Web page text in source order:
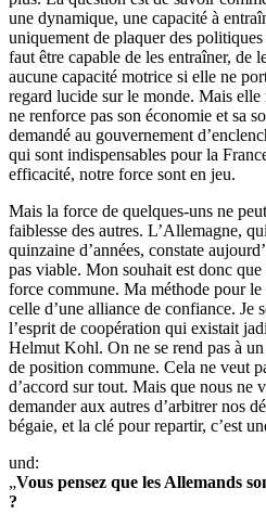
une dynamique, une capacité à
uniquement de plaquer des
faut être capable de les entraîner, de
aucune capacité motrice si elle ne
regard lucide sur le monde. Mais elle
ne renforce pas son économie et sa
demandé au gouvernement
qui sont indispensables pour la
efficacité, notre force sont en jeu.
Mais la force de quelques-uns ne
faiblesse des autres. L’Allemagne,
quinzaine d’années, constate
pas viable. Mon souhait est donc
force commune. Ma méthode pour
celle d’une alliance de confiance. Je
l’esprit de coopération qui existait
Helmut Kohl. On ne se rend pas à
de position commune. Cela ne veut
d’accord sur tout. Mais que nous ne
demander aux autres d’arbitrer nos
bégaie, et la clé pour repartir, c’est
und:
„Vous pensez que les Allemands
?